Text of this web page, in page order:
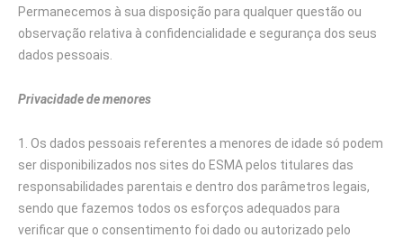
Permanecemos à sua disposição para qualquer questão ou
observação relativa à confidencialidade e segurança dos seus
dados pessoais.
Privacidade de menores
Os dados pessoais referentes a menores de idade só podem
ser disponibilizados nos sites do ESMA pelos titulares das
responsabilidades parentais e dentro dos parâmetros legais,
sendo que fazemos todos os esforços adequados para
verificar que o consentimento foi dado ou autorizado pelo